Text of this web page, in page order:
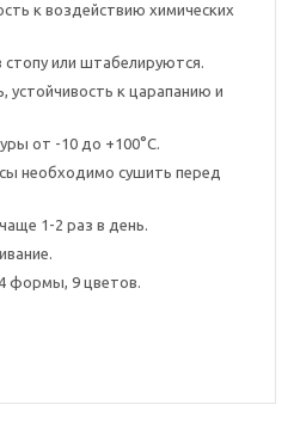
к воздействию химических
или штабелируются.
устойчивость к царапанию и
от -10 до +100°С.
необходимо сушить перед
1-2 раз в день.
формы, 9 цветов.